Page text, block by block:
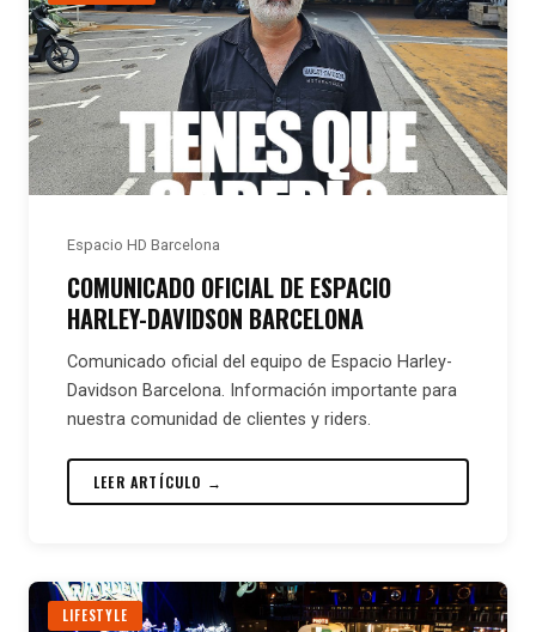
Espacio HD Barcelona
COMUNICADO OFICIAL DE ESPACIO
HARLEY-DAVIDSON BARCELONA
Comunicado oficial del equipo de Espacio Harley-
Davidson Barcelona. Información importante para
nuestra comunidad de clientes y riders.
LEER ARTÍCULO →
LIFESTYLE